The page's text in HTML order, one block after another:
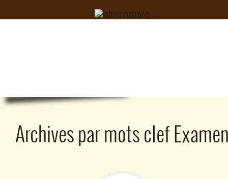
Archives par mots clef